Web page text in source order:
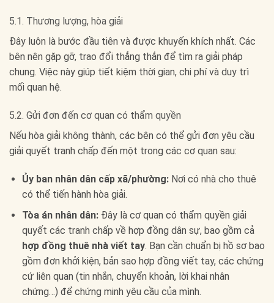
5.1. Thương lượng, hòa giải
Đây luôn là bước đầu tiên và được khuyến khích nhất. Các
bên nên gặp gỡ, trao đổi thẳng thắn để tìm ra giải pháp
chung. Việc này giúp tiết kiệm thời gian, chi phí và duy trì
mối quan hệ.
5.2. Gửi đơn đến cơ quan có thẩm quyền
Nếu hòa giải không thành, các bên có thể gửi đơn yêu cầu
giải quyết tranh chấp đến một trong các cơ quan sau:
Ủy ban nhân dân cấp xã/phường:Nơi có nhà cho thuê
có thể tiến hành hòa giải.
Tòa án nhân dân:Đây là cơ quan có thẩm quyền giải
quyết các tranh chấp về hợp đồng dân sự, bao gồm cả
hợp đồng thuê nhà viết tay. Bạn cần chuẩn bị hồ sơ bao
gồm đơn khởi kiện, bản sao hợp đồng viết tay, các chứng
cứ liên quan (tin nhắn, chuyển khoản, lời khai nhân
chứng…) để chứng minh yêu cầu của mình.